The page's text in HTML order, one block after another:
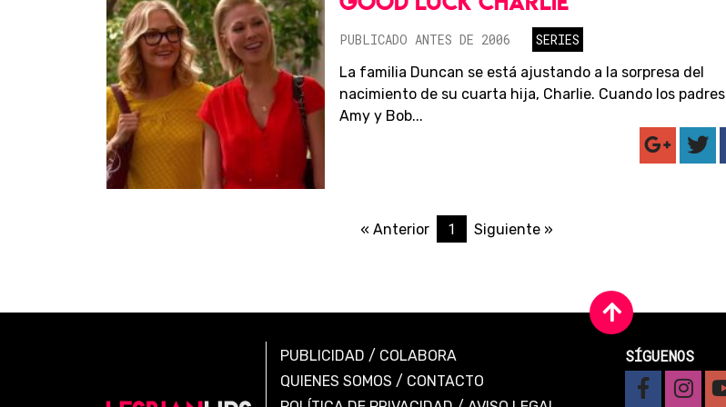
PUBLICADO ANTES DE 2006
SERIES
La familia Duncan se está ajustando a la sorpresa del
nacimiento de su cuarta hija, Charlie. Cuando los padres
Amy y Bob...
« Anterior 1 Siguiente »
PUBLICIDAD / COLABORA
QUIENES SOMOS / CONTACTO
SÍGUENOS